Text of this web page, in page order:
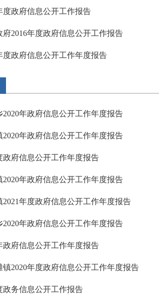
度政府信息公开工作报告
2016年度政府信息公开工作报告
度政府信息公开工作年度报告
年政府信息公开工作年度报告
年政府信息公开工作年度报告
政府信息公开工作年度报告
年政府信息公开工作年度报告
年度政府信息公开工作年度报告
年政府信息公开工作年度报告
政府信息公开工作年度报告
2020年度政府信息公开工作年度报告
政务信息公开工作报告